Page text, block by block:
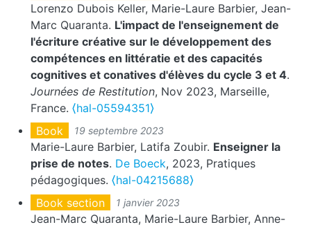
Lorenzo Dubois Keller, Marie-Laure Barbier, Jean-
Marc Quaranta. L'impact de l'enseignement de
l'écriture créative sur le développement des
compétences en littératie et des capacités
cognitives et conatives d'élèves du cycle 3 et 4.
Journées de Restitution, Nov 2023, Marseille,
France. ⟨hal-05594351⟩
Book
19 septembre 2023
Marie-Laure Barbier, Latifa Zoubir. Enseigner la
prise de notes. De Boeck, 2023, Pratiques
pédagogiques. ⟨hal-04215688⟩
Book section
1 janvier 2023
Jean-Marc Quaranta, Marie-Laure Barbier, Anne-